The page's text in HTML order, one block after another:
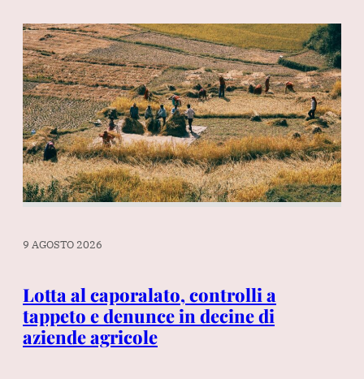
9 AGOSTO 2026
Lotta al caporalato, controlli a
tappeto e denunce in decine di
aziende agricole